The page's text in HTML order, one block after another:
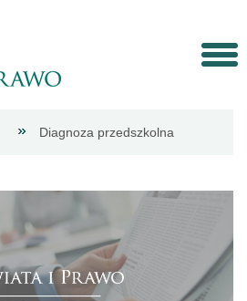
Diagnoza przedszkolna